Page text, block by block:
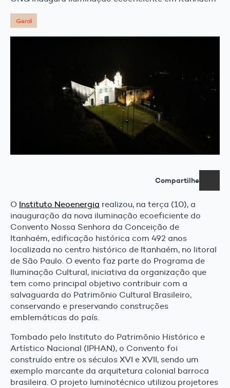
Geral
Compartilhe
O Instituto Neoenergia realizou, na terça (10), a
inauguração da nova iluminação ecoeficiente do
Convento Nossa Senhora da Conceição de
Itanhaém, edificação histórica com 492 anos
localizada no centro histórico de Itanhaém, no litoral
de São Paulo. O evento faz parte do Programa de
Iluminação Cultural, iniciativa da organização que
tem como principal objetivo contribuir com a
salvaguarda do Patrimônio Cultural Brasileiro,
conservando e preservando construções
emblemáticas do país.
Tombado pelo Instituto do Patrimônio Histórico e
Artístico Nacional (IPHAN), o Convento foi
construído entre os séculos XVI e XVII, sendo um
exemplo marcante da arquitetura colonial barroca
brasileira. O projeto luminotécnico utilizou projetores